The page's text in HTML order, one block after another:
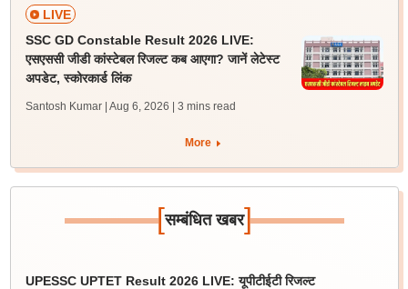
LIVE
SSC GD Constable Result 2026 LIVE:
एसएससी जीडी कांस्टेबल रिजल्ट कब आएगा? जानें लेटेस्ट
अपडेट, स्कोरकार्ड लिंक
Santosh Kumar | Aug 6, 2026 | 3 mins read
More
[सम्बंधित खबर]
UPESSC UPTET Result 2026 LIVE: यूपीटीईटी रिजल्ट